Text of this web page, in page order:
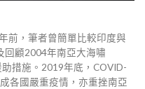
前，筆者曾簡單比較印度與
回顧2004年南亞大海嘯
措施。2019年底，COVID-
各國嚴重疫情，亦重挫南亞